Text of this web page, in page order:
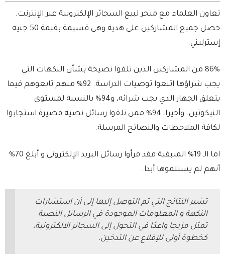
تعاون العلماء مع متجر لبيع السجائر الإلكترونية عبر الإنترنت.
حصل جميع المشاركين على هدية وهي قسيمة بقيمة 50 جنيه
إسترليني.
86% من المشاركين الذين تلقوا نصيحة بشأن النكهات التي
يجب شراؤها اتبعوا توصيات الدراسة. 92% منهم تابعوهم فيما
يتعلق الجهاز الذي يجب شرائه، و94% بالنسبة لمستوى
النيكوتين. وأخيرا، 94% ممن تلقوا رسائل نصية قصيرة استجابوا
لكافة الملاحظات والنصائح المرسلة.
اما الـ 19% المتبقية فقد قرأوا رسائل البريد الإلكتروني و أبلغ 70%
أنهم لم يستلموها أبدا.
تشير النتائج التي تم التوصل إليها إلى أن استشارات
النكهة و المعلومات الموجودة في الرسائل النصية
تمثل مزيجا واعدًا في التحول إلى السجائر الالكترونية،
كخطوة أولى للإقلاع عن التدخين.